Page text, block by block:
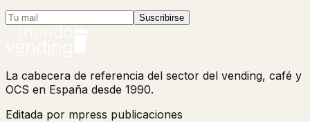
Suscribirse
La cabecera de referencia del sector del vending, café y
OCS en España desde 1990.
Editada por mpress publicaciones